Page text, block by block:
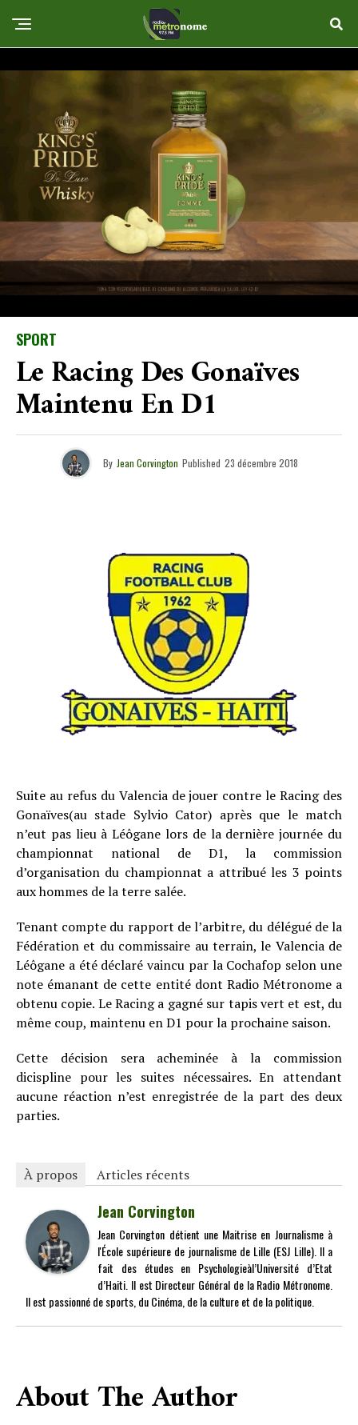
SPORT
Le Racing Des Gonaïves
Maintenu En D1
By Jean Corvington Published 23 décembre 2018
Suite au refus du Valencia de jouer contre le Racing des
Gonaïves(au stade Sylvio Cator) après que le match
n’eut pas lieu à Léôgane lors de la dernière journée du
championnat national de D1, la commission
d’organisation du championnat a attribué les 3 points
aux hommes de la terre salée.
Tenant compte du rapport de l’arbitre, du délégué de la
Fédération et du commissaire au terrain, le Valencia de
Léôgane a été déclaré vaincu par la Cochafop selon une
note émanant de cette entité dont Radio Métronome a
obtenu copie. Le Racing a gagné sur tapis vert et est, du
même coup, maintenu en D1 pour la prochaine saison.
Cette décision sera acheminée à la commission
dicispline pour les suites nécessaires. En attendant
aucune réaction n’est enregistrée de la part des deux
parties.
À propos Articles récents
Jean Corvington
Jean Corvington détient une Maitrise en Journalisme à
l'École supérieure de journalisme de Lille (ESJ Lille). Il a
fait des études en Psychologieàl’Université d’Etat
d’Haiti. Il est Directeur Général de la Radio Métronome.
Il est passionné de sports, du Cinéma, de la culture et de la politique.
About The Author